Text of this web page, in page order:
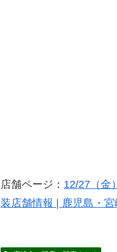
店舗ページ： 12/27（金
装店舗情報 | 鹿児島・